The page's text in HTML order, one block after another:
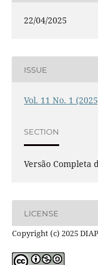
22/04/2025
ISSUE
Vol. 11 No. 1
SECTION
Versão Completa
LICENSE
Copyright (c) 2025